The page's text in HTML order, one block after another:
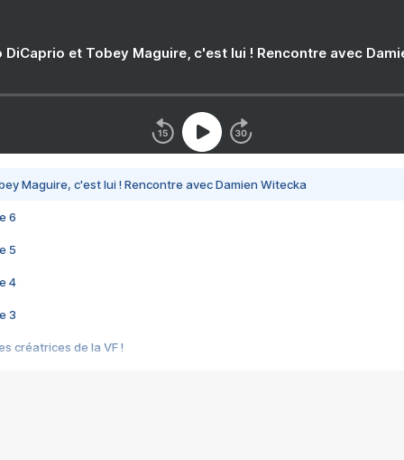
DiCaprio et Tobey Maguire, c'est lui ! Rencontre avec
Maguire, c'est lui ! Rencontre avec Damien Witecka
6
5
4
3
créatrices de la VF !